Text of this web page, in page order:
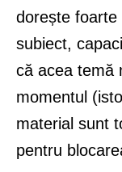
dorește
subiect,
că acea temă
momentul
material sunt
pentru